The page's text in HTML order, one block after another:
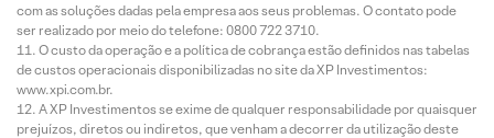
com as soluções dadas pela empresa aos seus problemas. O contato pode
ser realizado por meio do telefone: 0800 722 3710.
O custo da operação e a política de cobrança estão definidos nas tabelas
de custos operacionais disponibilizadas no site da XP Investimentos:
www.xpi.com.br.
A XP Investimentos se exime de qualquer responsabilidade por quaisquer
prejuízos, diretos ou indiretos, que venham a decorrer da utilização deste